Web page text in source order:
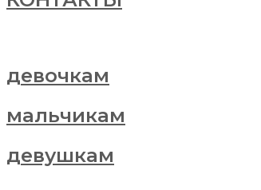
девочкам
мальчикам
девушкам